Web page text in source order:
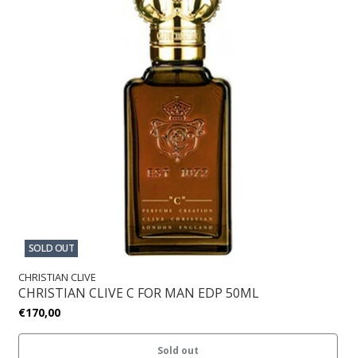
SOLD OUT
CHRISTIAN CLIVE
CHRISTIAN CLIVE C FOR MAN EDP 50ML
€170,00
Sold out